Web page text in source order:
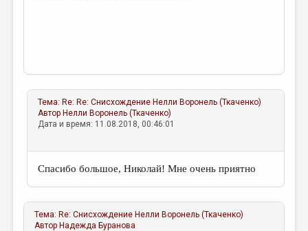
Тема: Re: Re: Снисхождение Нелли Воронель (Ткаченко)
Автор Нелли Воронель (Ткаченко)
Дата и время: 11.08.2018, 00:46:01
Спасибо большое, Николай! Мне очень приятно
Тема: Re: Снисхождение Нелли Воронель (Ткаченко)
Автор Надежда Буранова